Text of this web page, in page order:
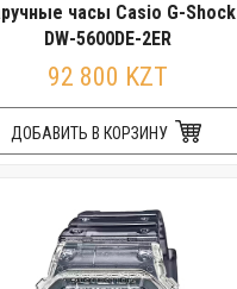
часы Casio G-Shock
DW-5600DE-2ER
92 800 KZT
ДОБАВИТЬ В КОРЗИНУ